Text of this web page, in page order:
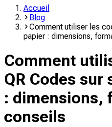
Accueil
Blog
Comment utiliser les
papier : dimensions,
Comment
QR Codes
: dimensions,
conseils